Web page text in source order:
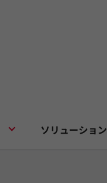
ソリューション